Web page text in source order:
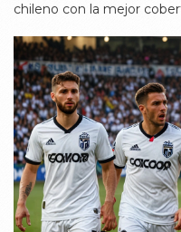
chileno con la mejor